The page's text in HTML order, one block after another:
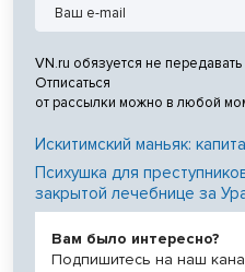
VN.ru обязуется не
Отписаться
от рассылки можно в любой
Искитимский маньяк:
Психушка для
закрытой лечебнице за
Вам было интересно?
Подпишитесь на наш